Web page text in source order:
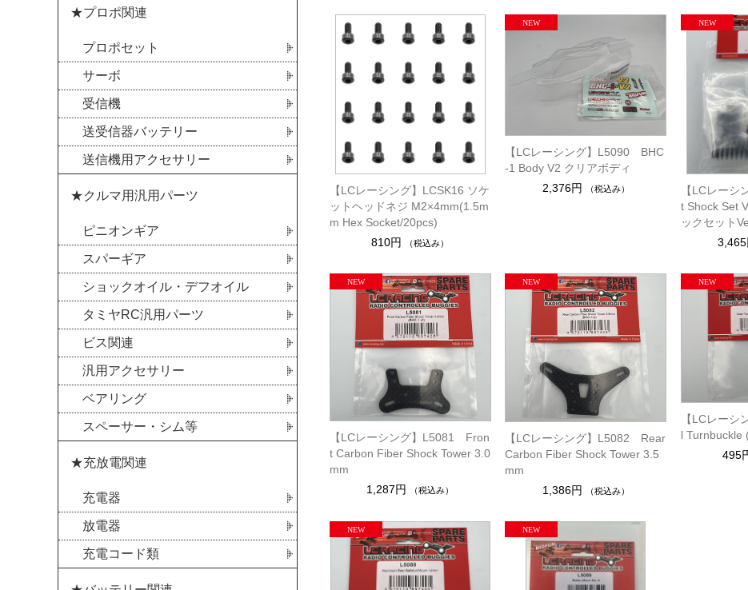
【LCレーシング】LCSK16 ソケ
ットヘッドネジ M2×4mm(1.5m
m Hex Socket/20pcs)
810円
（税込み）
【LCレーシング】L5090 BHC
-1 Body V2 クリアボディ
2,376円
（税込み）
【LCレー
t Shock Set
ックセット
3,465
【LCレーシング】L5081 Fron
t Carbon Fiber Shock Tower 3.0
mm
1,287円
（税込み）
【LCレーシング】L5082 Rear
Carbon Fiber Shock Tower 3.5
mm
1,386円
（税込み）
【LCレー
l Turnbuckle
495
★プロポ関連
プロポセット
サーボ
受信機
送受信器バッテリー
送信機用アクセサリー
★クルマ用汎用パーツ
ピニオンギア
スパーギア
ショックオイル・デフオイル
タミヤRC汎用パーツ
ビス関連
汎用アクセサリー
ベアリング
スペーサー・シム等
★充放電関連
充電器
放電器
充電コード類